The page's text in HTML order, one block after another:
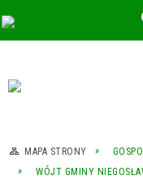
MAPA STRONY
WÓJT GMINY